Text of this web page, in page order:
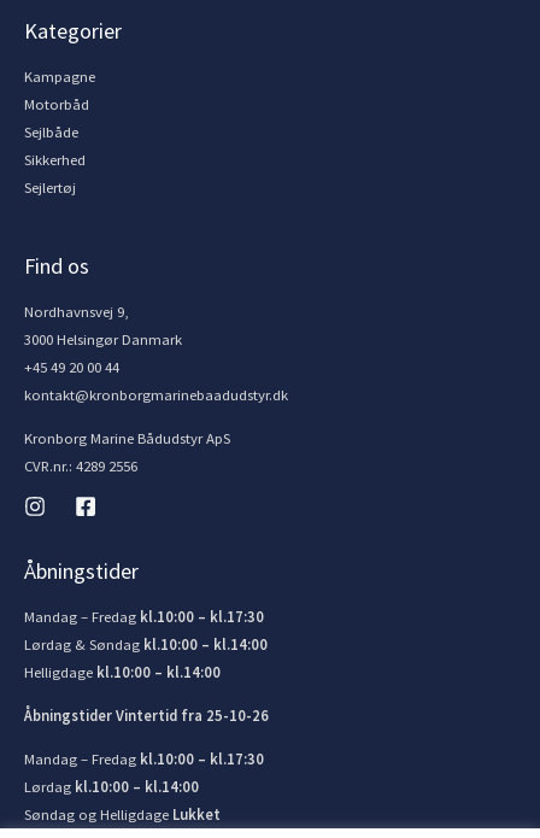
Kategorier
Kampagne
Motorbåd
Sejlbåde
Sikkerhed
Sejlertøj
Find os
Nordhavnsvej 9,
3000 Helsingør Danmark
+45 49 20 00 44
kontakt@kronborgmarinebaadudstyr.dk
Kronborg Marine Bådudstyr ApS
CVR.nr.: 4289 2556
Åbningstider
Mandag – Fredag kl.10:00 – kl.17:30
Lørdag & Søndag kl.10:00 – kl.14:00
Helligdage kl.10:00 – kl.14:00
Åbningstider Vintertid fra 25-10-26
Mandag – Fredag kl.10:00 – kl.17:30
Lørdag kl.10:00 – kl.14:00
Søndag og Helligdage Lukket